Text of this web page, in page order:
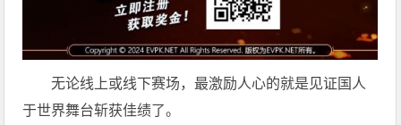
无论线上或线下赛场，最激励人心的就是见证国人
于世界舞台斩获佳绩了。